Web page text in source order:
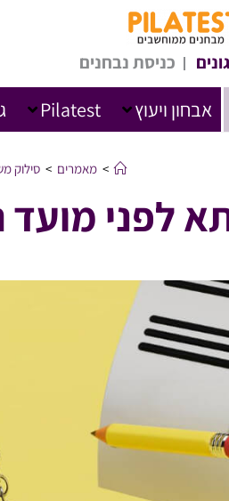
כניסת נבחנים
אבחון ויעוץ Pilatest
לפני מועד
> מאמרים > סילוק